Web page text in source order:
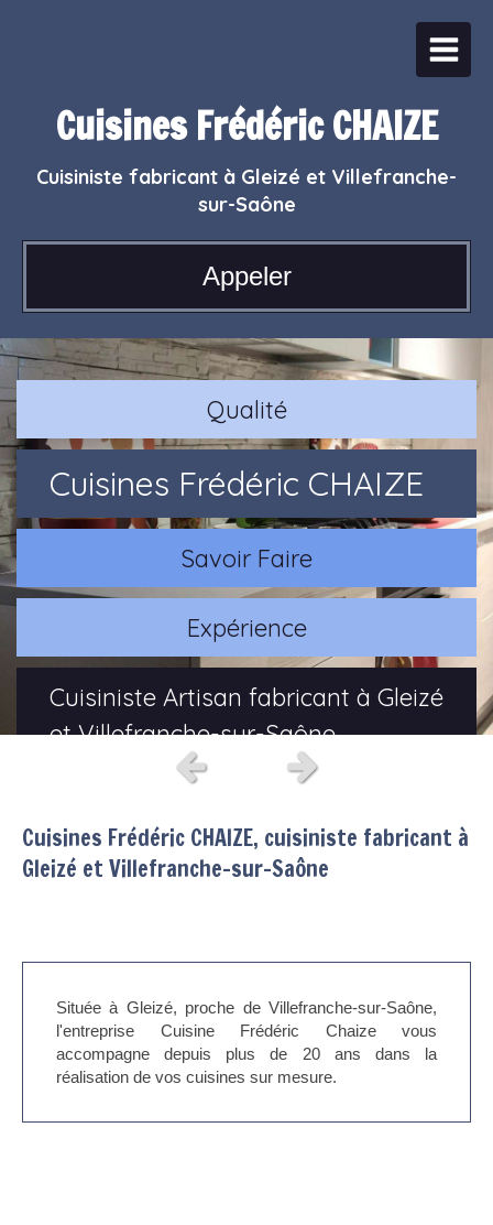
Cuisines Frédéric CHAIZE
Cuisiniste fabricant à Gleizé et Villefranche-
sur-Saône
Appeler
Qualité
Cuisines Frédéric CHAIZE
Savoir Faire
Expérience
Cuisiniste Artisan fabricant à Gleizé
et Villefranche-sur-Saône
Fonctionnalité
Slide précédentSlide suivant
Cuisines Frédéric CHAIZE, cuisiniste fabricant à
Gleizé et Villefranche-sur-Saône
Située à Gleizé, proche de Villefranche-sur-Saône,
l'entreprise Cuisine Frédéric Chaize vous
accompagne depuis plus de 20 ans dans la
réalisation de vos cuisines sur mesure.